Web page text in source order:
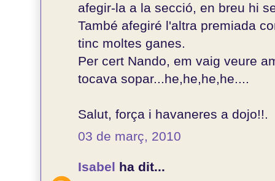
afegir-la a la secció, en breu hi
També afegiré l'altra premiada
tinc moltes ganes.
Per cert Nando, em vaig veure
tocava sopar...he,he,he,he....
Salut, força i havaneres a dojo!!.
03 de març, 2010
Isabel ha dit...